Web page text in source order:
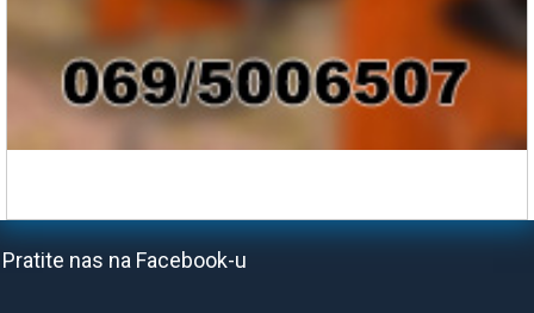
Pratite nas na Facebook-u